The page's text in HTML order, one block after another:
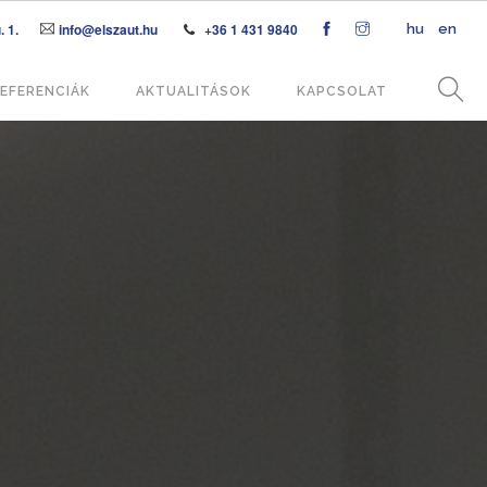
hu en
1. info@elszaut.hu +36 1 431 9840
AKTUALITÁSOK KAPCSOLAT